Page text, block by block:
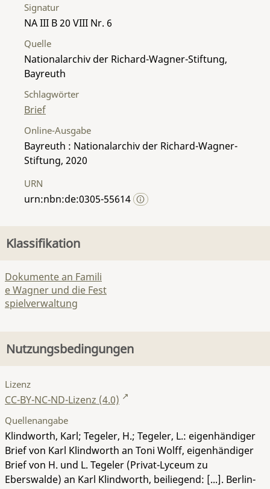
Signatur
NA III B 20 VIII Nr. 6
Quelle
Nationalarchiv der Richard-Wagner-Stiftung,
Bayreuth
Schlagwörter
Brief
Online-Ausgabe
Bayreuth : Nationalarchiv der Richard-Wagner-
Stiftung, 2020
URN
urn:nbn:de:0305-55614
Klassifikation
Dokumente an Famili
e Wagner und die Fest
spielverwaltung
Nutzungsbedingungen
Lizenz
CC-BY-NC-ND-Lizenz (4.0)
Quellenangabe
Klindworth, Karl; Tegeler, H.; Tegeler, L.: eigenhändiger
Brief von Karl Klindworth an Toni Wolff, eigenhändiger
Brief von H. und L. Tegeler (Privat-Lyceum zu
Eberswalde) an Karl Klindworth, beiliegend: [...]. Berlin-